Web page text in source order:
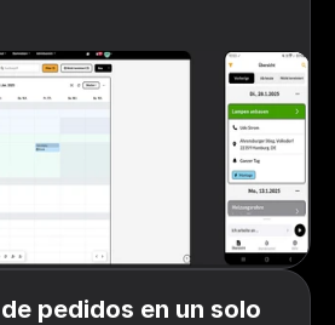
pedidos en un solo